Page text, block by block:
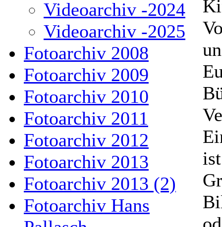
Videoarchiv -2024
Videoarchiv -2025
Fotoarchiv 2008
Fotoarchiv 2009
Fotoarchiv 2010
Fotoarchiv 2011
Fotoarchiv 2012
Fotoarchiv 2013
Fotoarchiv 2013 (2)
Fotoarchiv Hans